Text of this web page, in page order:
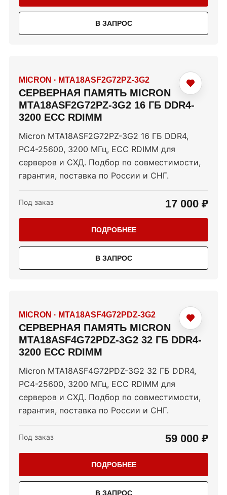
В ЗАПРОС
MICRON · MTA18ASF2G72PZ-3G2
СЕРВЕРНАЯ ПАМЯТЬ MICRON
MTA18ASF2G72PZ-3G2 16 ГБ DDR4-
3200 ECC RDIMM
Micron MTA18ASF2G72PZ-3G2 16 ГБ DDR4,
PC4-25600, 3200 МГц, ECC RDIMM для
серверов и СХД. Подбор по совместимости,
гарантия, поставка по России и СНГ.
Под заказ 17 000 ₽
ПОДРОБНЕЕ
В ЗАПРОС
MICRON · MTA18ASF4G72PDZ-3G2
СЕРВЕРНАЯ ПАМЯТЬ MICRON
MTA18ASF4G72PDZ-3G2 32 ГБ DDR4-
3200 ECC RDIMM
Micron MTA18ASF4G72PDZ-3G2 32 ГБ DDR4,
PC4-25600, 3200 МГц, ECC RDIMM для
серверов и СХД. Подбор по совместимости,
гарантия, поставка по России и СНГ.
Под заказ 59 000 ₽
ПОДРОБНЕЕ
В ЗАПРОС